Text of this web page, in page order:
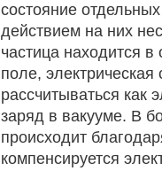
состояние
действием на них
частица находится
поле,
рассчитываться как
заряд в вакууме. В
происходит
компенсируется